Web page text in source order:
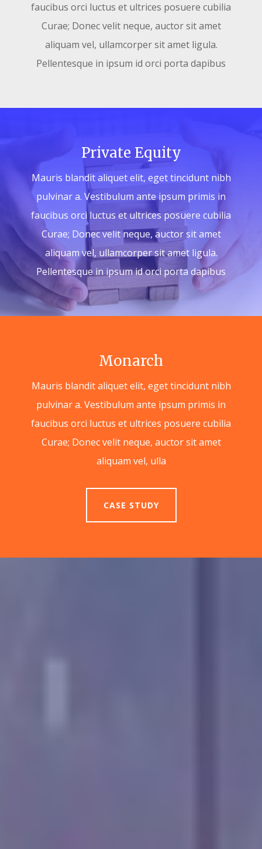
faucibus orci luctus et ultrices posuere cubilia
Curae; Donec velit neque, auctor sit amet
aliquam vel, ullamcorper sit amet ligula.
Pellentesque in ipsum id orci porta dapibus
Private Equity
Mauris blandit aliquet elit, eget tincidunt nibh
pulvinar a. Vestibulum ante ipsum primis in
faucibus orci luctus et ultrices posuere cubilia
Curae; Donec velit neque, auctor sit amet
aliquam vel, ullamcorper sit amet ligula.
Pellentesque in ipsum id orci porta dapibus
Monarch
Mauris blandit aliquet elit, eget tincidunt nibh
pulvinar a. Vestibulum ante ipsum primis in
faucibus orci luctus et ultrices posuere cubilia
Curae; Donec velit neque, auctor sit amet
aliquam vel, ulla
CASE STUDY